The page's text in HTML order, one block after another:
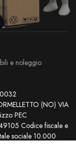
e noleggio
(NO) VIA
PEC
Codice fiscale e
sociale 10.000